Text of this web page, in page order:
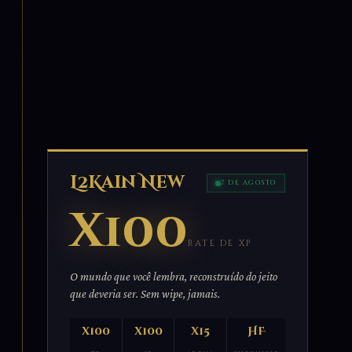
L2Kain New 7 DE AGOSTO
x100 RATE DE XP
O mundo que você lembra, reconstruído do jeito
que deveria ser. Sem wipe, jamais.
x100 x100 x15 HF